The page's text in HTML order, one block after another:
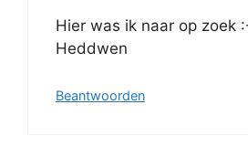
Hier was ik naar op zoek
Heddwen
Beantwoorden